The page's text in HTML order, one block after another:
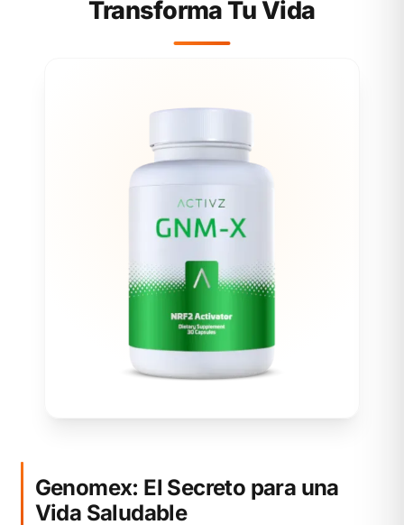
Transforma Tu Vida
Genomex: El Secreto para una
Vida Saludable